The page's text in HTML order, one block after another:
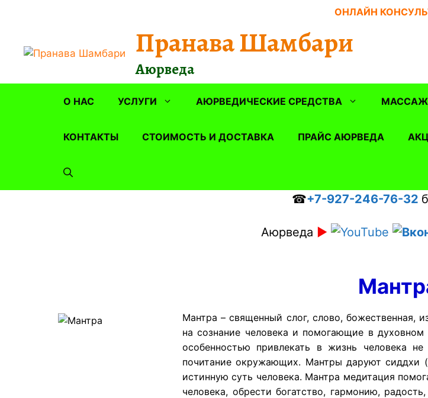
ОНЛАЙН
Пранава Шамбари
Аюрведа
О НАС УСЛУГИ АЮРВЕДИЧЕСКИЕ СРЕДСТВА
КОНТАКТЫ СТОИМОСТЬ И ДОСТАВКА ПРАЙС АЮРВЕДА
☎+7-927-246-76-32
Аюрведа ►
​Мантра – священный слог, слово, божественная,
на сознание человека и помогающие в
особенностью привлекать в жизнь человека
почитание окружающих. Мантры даруют сиддхи
истинную суть человека. Мантра медитация
человека, обрести богатство, гармонию,